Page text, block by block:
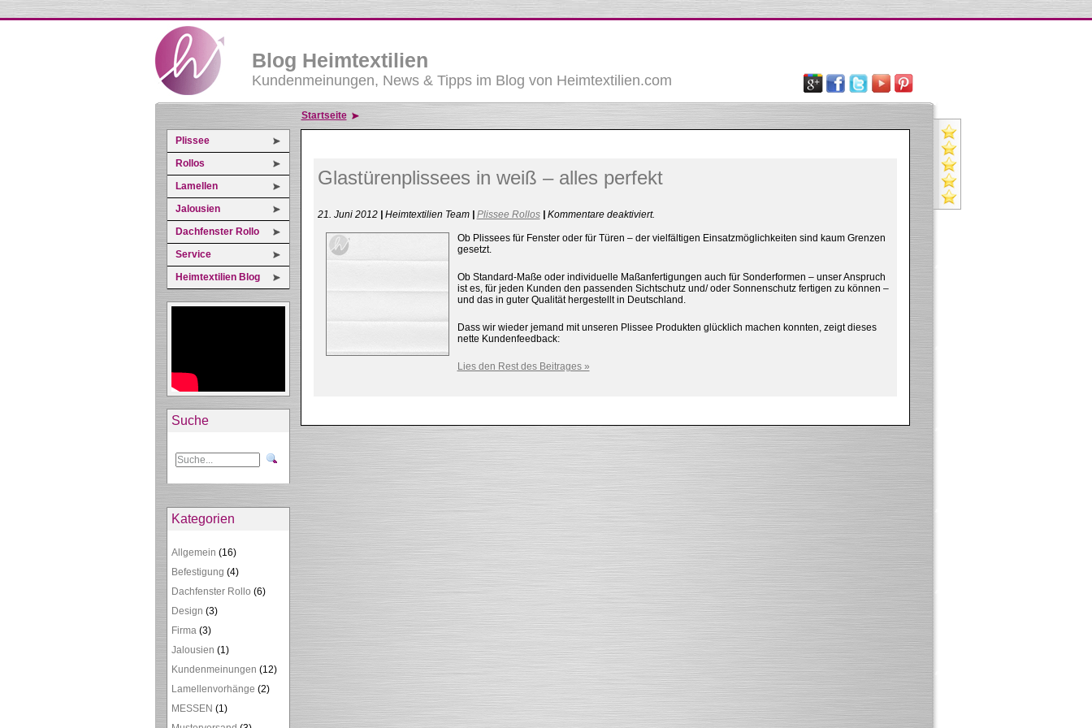
Blog Heimtextilien
Kundenmeinungen, News & Tipps im Blog von Heimtextilien.com
Plissee
Rollos
Lamellen
Jalousien
Dachfenster Rollo
Service
Heimtextilien Blog
Suche
Kategorien
Allgemein (16)
Befestigung (4)
Dachfenster Rollo (6)
Design (3)
Firma(3)
Jalousien (1)
Kundenmeinungen (12)
Lamellenvorhänge (2)
MESSEN (1)
Startseite
Glastürenplissees in weiß – alles perfekt
21. Juni 2012 Heimtextilien Team Plissee Rollos Kommentare deaktiviertfür
in
alles
perfekt
.
Ob Plissees für Fenster oder für Türen – der vielfältigen Einsatzmöglichkeiten sind kaum Grenzen
gesetzt.
Ob Standard-Maße oder individuelle Maßanfertigungen auch für Sonderformen – unser Anspruch
ist es, für jeden Kunden den passenden Sichtschutz und/ oder Sonnenschutz fertigen zu können –
und das in guter Qualität hergestellt in Deutschland.
Dass wir wieder jemand mit unseren Plissee Produkten glücklich machen konnten, zeigt dieses
nette Kundenfeedback:
Lies den Rest des Beitrages »